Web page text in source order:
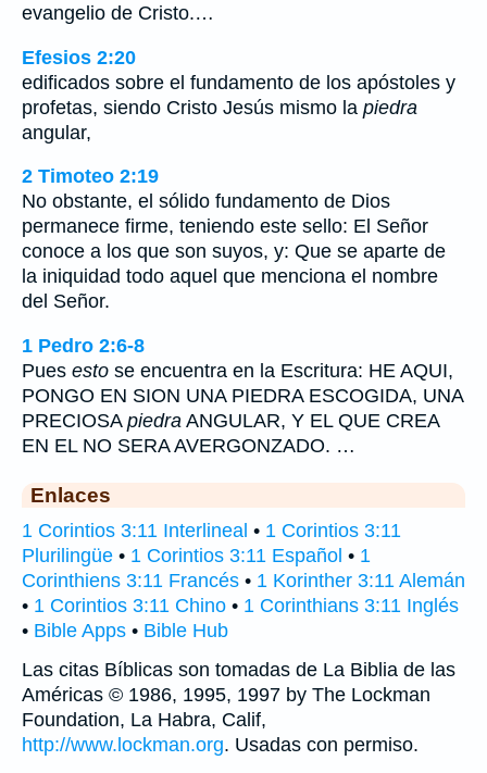
evangelio de Cristo.…
Efesios 2:20
edificados sobre el fundamento de los apóstoles y
profetas, siendo Cristo Jesús mismo la piedra
angular,
2 Timoteo 2:19
No obstante, el sólido fundamento de Dios
permanece firme, teniendo este sello: El Señor
conoce a los que son suyos, y: Que se aparte de
la iniquidad todo aquel que menciona el nombre
del Señor.
1 Pedro 2:6-8
Pues esto se encuentra en la Escritura: HE AQUI,
PONGO EN SION UNA PIEDRA ESCOGIDA, UNA
PRECIOSA piedra ANGULAR, Y EL QUE CREA
EN EL NO SERA AVERGONZADO. …
Enlaces
1 Corintios 3:11 Interlineal • 1 Corintios 3:11
Plurilingüe • 1 Corintios 3:11 Español • 1
Corinthiens 3:11 Francés • 1 Korinther 3:11 Alemán
• 1 Corintios 3:11 Chino • 1 Corinthians 3:11 Inglés
• Bible Apps • Bible Hub
Las citas Bíblicas son tomadas de La Biblia de las
Américas © 1986, 1995, 1997 by The Lockman
Foundation, La Habra, Calif,
http://www.lockman.org. Usadas con permiso.